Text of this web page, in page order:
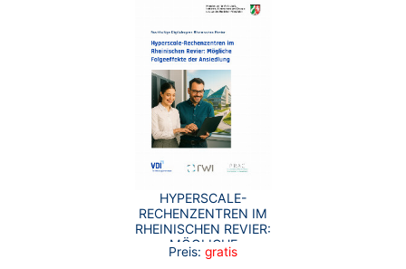
HYPERSCALE-
RECHENZENTREN IM
RHEINISCHEN REVIER:
MÖGLICHE
FOLGEEFFEKTE DER
Preis: gratis